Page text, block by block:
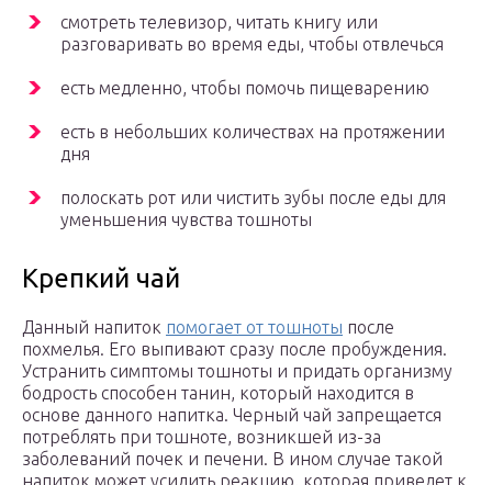
смотреть телевизор, читать книгу или
разговаривать во время еды, чтобы отвлечься
есть медленно, чтобы помочь пищеварению
есть в небольших количествах на протяжении
дня
полоскать рот или чистить зубы после еды для
уменьшения чувства тошноты
Крепкий чай
Данный напиток помогает от тошноты после
похмелья. Его выпивают сразу после пробуждения.
Устранить симптомы тошноты и придать организму
бодрость способен танин, который находится в
основе данного напитка. Черный чай запрещается
потреблять при тошноте, возникшей из-за
заболеваний почек и печени. В ином случае такой
напиток может усилить реакцию, которая приведет к